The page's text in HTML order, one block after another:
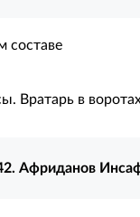
составе
Вратарь в
Африданов